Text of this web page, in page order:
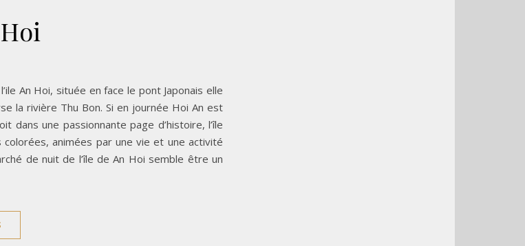
An Hoi, située en face le pont Japonais elle
la rivière Thu Bon. Si en journée Hoi An est
une passionnante page d’histoire, l’île
animées par une vie et une activité
de nuit de l’île de An Hoi semble être un